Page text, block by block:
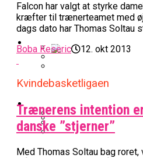
BK Vejen
Guard På Plads
Nu Står Det Klart:
Basketligaen
Warriors
På Porten
Stjerne Akut
EuroLeague
Danskerne
Anders Sommer
Kvindebasketligaen
Falcon har valgt at styrke
kræfter til trænerteamet med
dags dato har Thomas Soltau
Boba Keseric
12. okt 2013
Kvindebasketligaen
Trænerens intention
danske ”stjerner”
Med Thomas Soltau bag